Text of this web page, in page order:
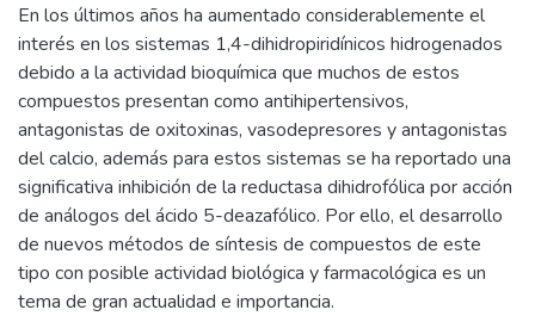
En los últimos años ha aumentado considerablemente el
interés en los sistemas 1,4-dihidropiridínicos hidrogenados
debido a la actividad bioquímica que muchos de estos
compuestos presentan como antihipertensivos,
antagonistas de oxitoxinas, vasodepresores y antagonistas
del calcio, además para estos sistemas se ha reportado una
significativa inhibición de la reductasa dihidrofólica por acción
de análogos del ácido 5-deazafólico. Por ello, el desarrollo
de nuevos métodos de síntesis de compuestos de este
tipo con posible actividad biológica y farmacológica es un
tema de gran actualidad e importancia.